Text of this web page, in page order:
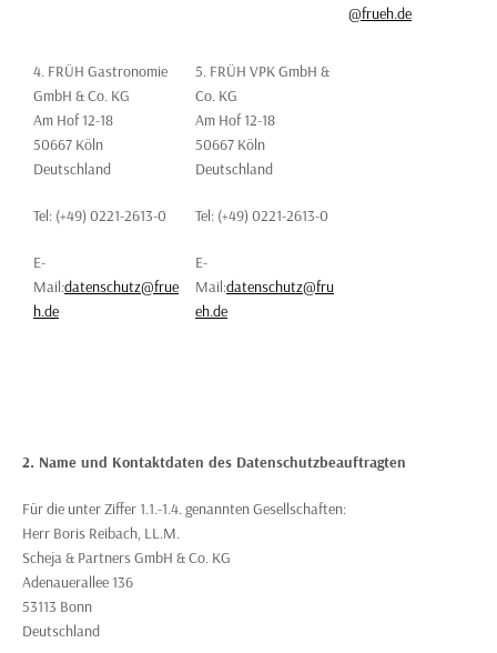
@frueh.de
4. FRÜH Gastronomie
GmbH & Co. KG
Am Hof 12-18
50667 Köln
Deutschland
Tel: (+49) 0221-2613-0
E-
Mail:datenschutz@frue
h.de
5. FRÜH VPK GmbH &
Co. KG
Am Hof 12-18
50667 Köln
Deutschland
Tel: (+49) 0221-2613-0
E-
Mail:datenschutz@fru
eh.de
2. Name und Kontaktdaten des Datenschutzbeauftragten
Für die unter Ziffer 1.1.-1.4. genannten Gesellschaften:
Herr Boris Reibach, LL.M.
Scheja & Partners GmbH & Co. KG
Adenauerallee 136
53113 Bonn
Deutschland